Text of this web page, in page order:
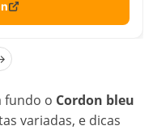
fundo o Cordon bleu
variadas, e dicas